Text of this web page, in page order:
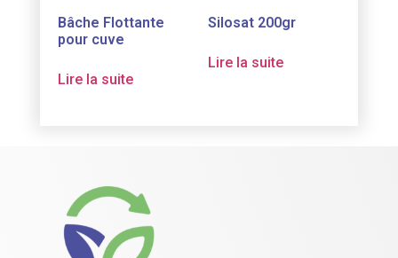
Bâche Flottante
pour cuve
Lire la suite
Silosat 200gr
Lire la suite